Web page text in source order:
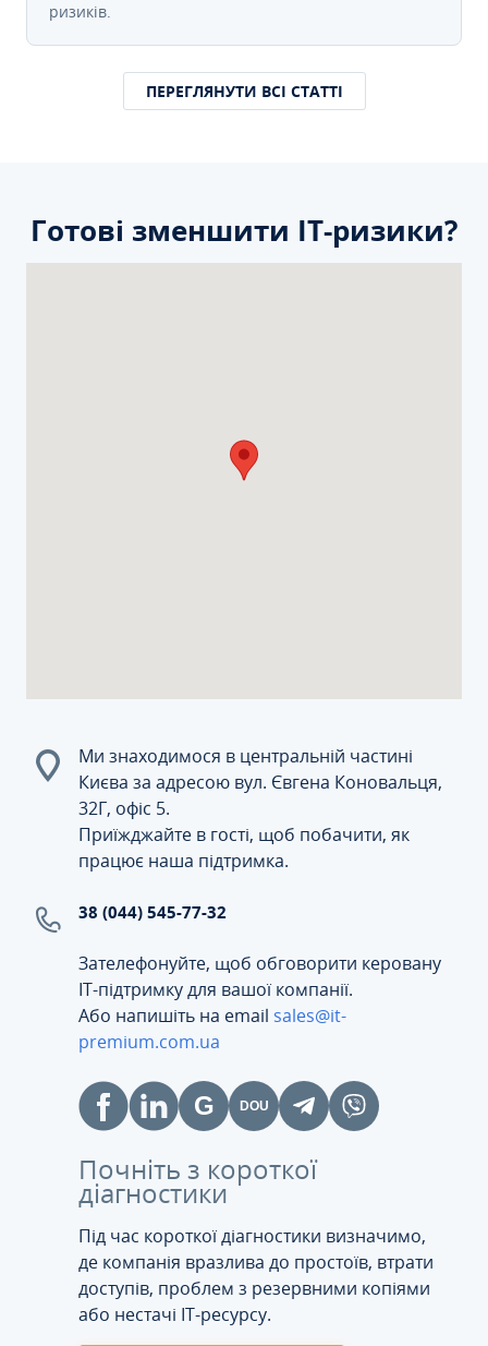
ризиків.
ПЕРЕГЛЯНУТИ ВСІ СТАТТІ
Готові зменшити ІТ-ризики?
Ми знаходимося в центральній частині
Києва за адресою вул. Євгена Коновальця,
32Г, офіс 5.
Приїжджайте в гості, щоб побачити, як
працює наша підтримка.
38 (044) 545-77-32
Зателефонуйте, щоб обговорити керовану
ІТ-підтримку для вашої компанії.
Або напишіть на email sales@it-
premium.com.ua
Почніть з короткої
діагностики
Під час короткої діагностики визначимо,
де компанія вразлива до простоїв, втрати
доступів, проблем з резервними копіями
або нестачі IT-ресурсу.